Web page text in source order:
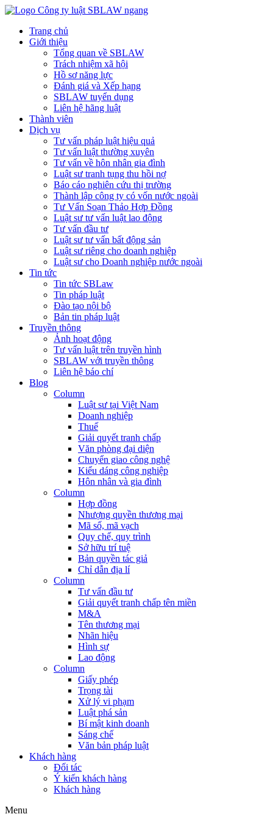
Trang chủ
Giới thiệu
Tổng quan về SBLAW
Trách nhiệm xã hội
Hồ sơ năng lực
Đánh giá và Xếp hạng
SBLAW tuyển dụng
Liên hệ hãng luật
Thành viên
Dịch vụ
Tư vấn pháp luật hiệu quả
Tư vấn luật thường xuyên
Tư vấn về hôn nhân gia đình
Luật sư tranh tụng thu hồi nợ
Báo cáo nghiên cứu thị trường
Thành lập công ty có vốn nước ngoài
Tư Vấn Soạn Thảo Hợp Đồng
Luật sư tư vấn luật lao động
Tư vấn đầu tư
Luật sư tư vấn bất động sản
Luật sư riêng cho doanh nghiệp
Luật sư cho Doanh nghiệp nước ngoài
Tin tức
Tin tức SBLaw
Tin pháp luật
Đào tạo nội bộ
Bản tin pháp luật
Truyền thông
Ảnh hoạt động
Tư vấn luật trên truyền hình
SBLAW với truyền thông
Liên hệ báo chí
Blog
Column
Luật sư tại Việt Nam
Doanh nghiệp
Thuế
Giải quyết tranh chấp
Văn phòng đại diện
Chuyển giao công nghệ
Kiểu dáng công nghiệp
Hôn nhân và gia đình
Column
Hợp đồng
Nhượng quyền thương mại
Mã số, mã vạch
Quy chế, quy trình
Sở hữu trí tuệ
Bản quyền tác giả
Chỉ dẫn địa lí
Column
Tư vấn đầu tư
Giải quyết tranh chấp tên miền
M&A
Tên thương mại
Nhãn hiệu
Hình sự
Lao động
Column
Giấy phép
Trọng tài
Xử lý vi phạm
Luật phá sản
Bí mật kinh doanh
Sáng chế
Văn bản pháp luật
Khách hàng
Đối tác
Ý kiến khách hàng
Khách hàng
Menu